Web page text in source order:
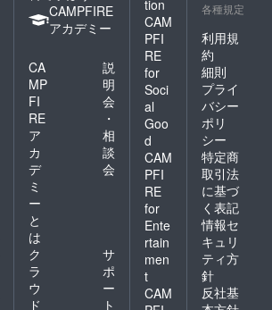
CAMPFIRE
アカデミー
CA
MP
FI
RE
ア
カ
デ
ミ
ー
と
は
説
明
会
・
相
談
会
ク
ラ
ウ
ド
サ
ポ
ー
ト
tion
CAM
PFI
RE
for
Soci
al
Goo
d
CAM
PFI
RE
for
Ente
rtain
men
t
CAM
各種規定
利用規
約
細則
プライ
バシー
ポリ
シー
特定商
取引法
に基づ
く表記
情報セ
キュリ
ティ方
針
反社基